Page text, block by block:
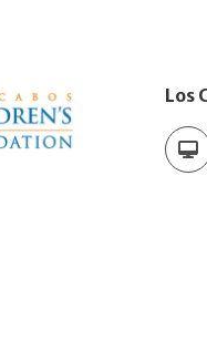
Los